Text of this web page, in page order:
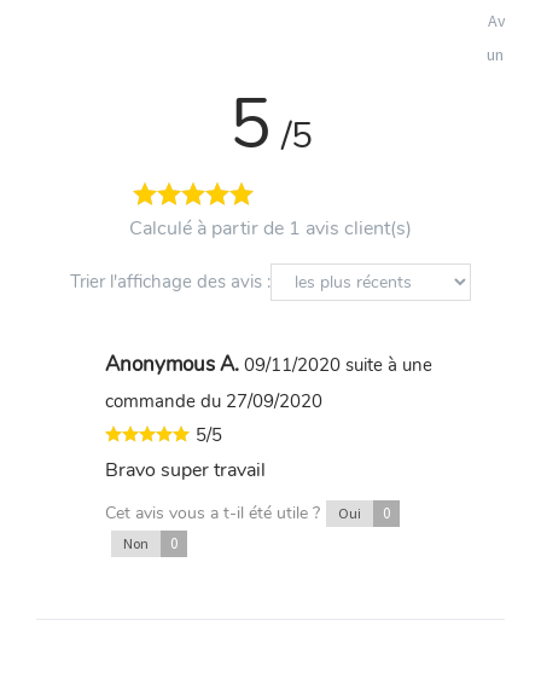
Avis
un
5 /5
Calculé à partir de 1 avis client(s)
Trier l'affichage des avis :
Anonymous A. 09/11/2020 suite à une
commande du 27/09/2020
5/5
Bravo super travail
Cet avis vous a t-il été utile ? Oui 0
Non 0